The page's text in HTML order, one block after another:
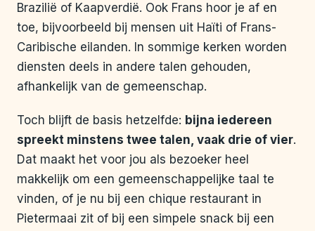
Brazilië of Kaapverdië. Ook Frans hoor je af en
toe, bijvoorbeeld bij mensen uit Haïti of Frans-
Caribische eilanden. In sommige kerken worden
diensten deels in andere talen gehouden,
afhankelijk van de gemeenschap.
Toch blijft de basis hetzelfde: bijna iedereen
spreekt minstens twee talen, vaak drie of vier.
Dat maakt het voor jou als bezoeker heel
makkelijk om een gemeenschappelijke taal te
vinden, of je nu bij een chique restaurant in
Pietermaai zit of bij een simpele snack bij een